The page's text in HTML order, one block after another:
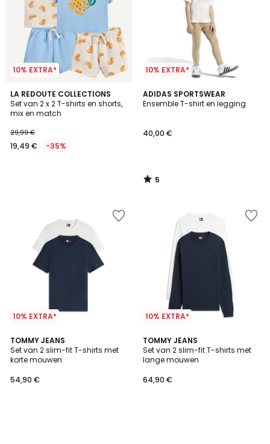
10% EXTRA*
LA REDOUTE COLLECTIONS
Set van 2 x 2 T-shirts en shorts,
mix en match
29,99 €
19,49 € -35%
10% EXTRA*
ADIDAS SPORTSWEAR
Ensemble T-shirt en legging
40,00 €
5
/
5
/
10% EXTRA*
TOMMY JEANS
Set van 2 slim-fit T-shirts met
korte mouwen
54,90 €
10% EXTRA*
TOMMY JEANS
Set van 2 slim-fit T-shirts met
lange mouwen
64,90 €